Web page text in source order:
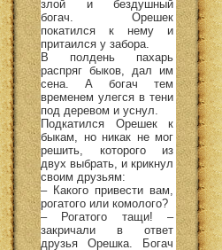
злой и бездушный
богач. Орешек
покатился к нему и
притаился у забора.
В полдень пахарь
распряг быков, дал им
сена. А богач тем
временем улегся в тени
под деревом и уснул.
Подкатился Орешек к
быкам, но никак не мог
решить, которого из
двух выбрать, и крикнул
своим друзьям:
– Какого привести вам,
рогатого или комолого?
– Рогатого тащи! –
закричали в ответ
друзья Орешка. Богач